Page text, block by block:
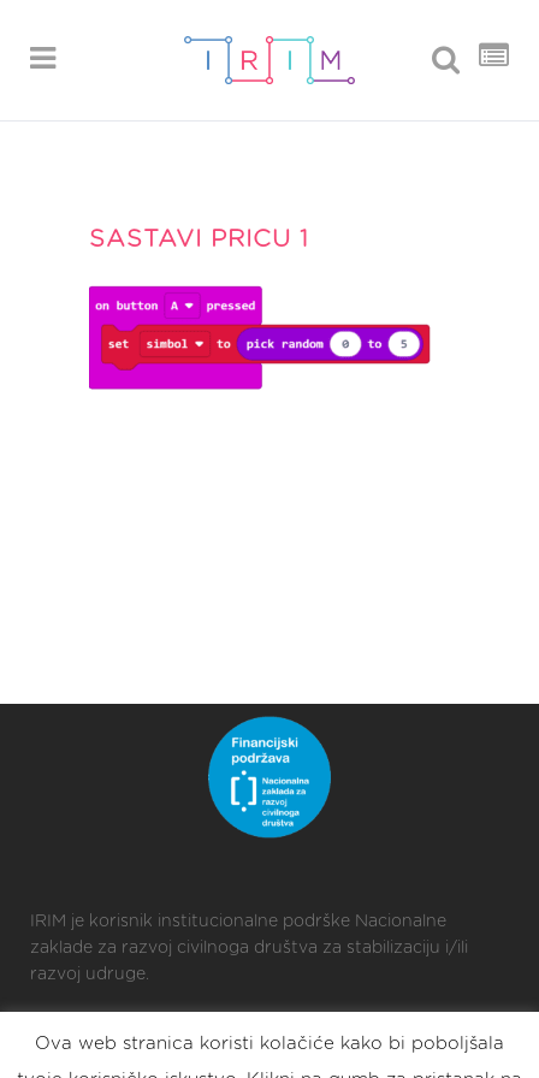
SASTAVI PRICU 1
IRIM je korisnik institucionalne podrške Nacionalne
zaklade za razvoj civilnoga društva za stabilizaciju i/ili
razvoj udruge.
Ova web stranica koristi kolačiće kako bi poboljšala